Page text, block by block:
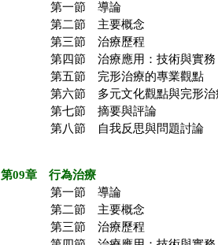
第一節 導論
第二節 主要概念
第三節 治療歷程
第四節 治療應用：技術與實務
第五節 完形治療的專業觀點
第六節 多元文化觀點與完形治
第七節 摘要與評論
第八節 自我反思與問題討論
第09章 行為治療
第一節 導論
第二節 主要概念
第三節 治療歷程